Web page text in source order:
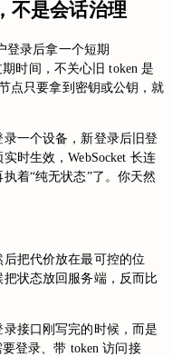
不是会话治理
登录后拿一个短期
时间，不关心旧 token 是
点只要拿到密钥或公钥，就
一个设备，新登录后旧登
时生效，WebSocket 长连
着“纯无状态”了。你天然
把代价放在最可控的位
状态放回服务端，反而比
接口刚写完的时候，而是
登录、带 token 访问接